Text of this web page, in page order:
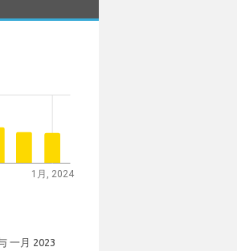
1月, 2024
一月 2023